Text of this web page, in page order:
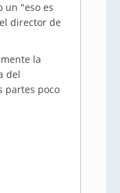
un "eso es
director de
la
del
partes poco